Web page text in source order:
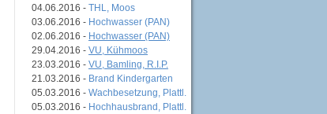
04.06.2016 - THL, Moos
03.06.2016 - Hochwasser (PAN)
02.06.2016 - Hochwasser (PAN)
29.04.2016 - VU, Kühmoos
23.03.2016 - VU, Bamling, R.I.P.
21.03.2016 - Brand Kindergarten
05.03.2016 - Wachbesetzung, Plattl.
05.03.2016 - Hochhausbrand, Plattl.